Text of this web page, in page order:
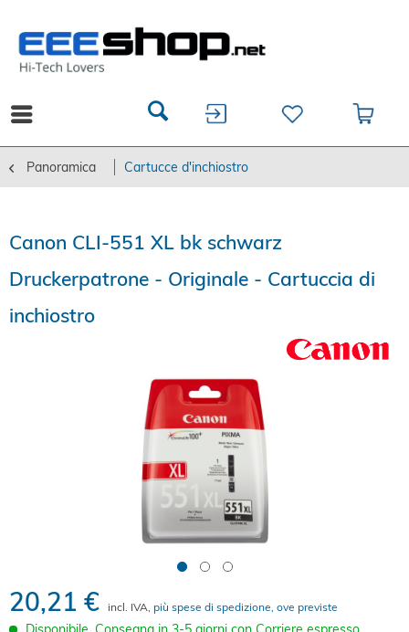
Panoramica Cartucce d'inchiostro
Canon CLI-551 XL bk schwarz
Druckerpatrone - Originale - Cartuccia di
inchiostro
20,21 € incl. IVA, più spese di spedizione, ove previste